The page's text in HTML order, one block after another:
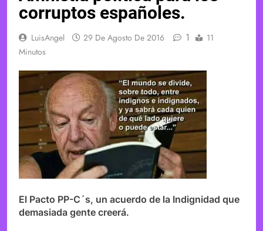
corruptos españoles.
LuisAngel 29 De Agosto De 2016 1
11
Minutos
El Pacto PP-C´s, un acuerdo de la Indignidad que
demasiada gente creerá.